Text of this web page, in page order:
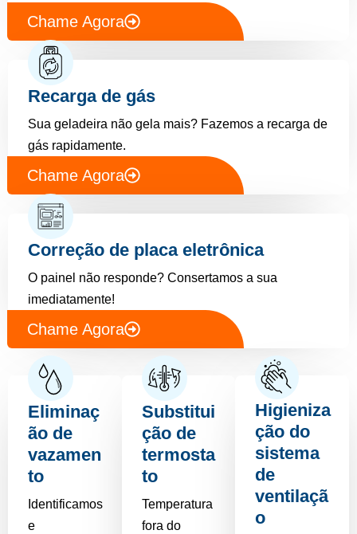
Chame Agora
Recarga de gás
Sua geladeira não gela mais? Fazemos a recarga de
gás rapidamente.
Chame Agora
Correção de placa eletrônica
O painel não responde? Consertamos a sua
imediatamente!
Chame Agora
Eliminaç
ão de
vazamen
to
Identificamos
e
Substitui
ção de
termosta
to
Temperatura
fora do
Higieniza
ção do
sistema
de
ventilaçã
o